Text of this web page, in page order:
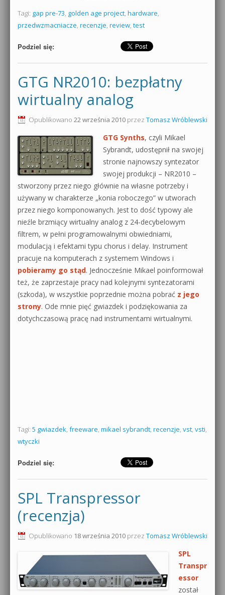
Tagi: gap pre-73, golden age project, hardware,
przedwzmacniacze, recenzje, review, test
Podziel się:
GTG NR2010: bezpłatny
wirtualny analog
Opublikowano 22 września 2010 przez Tomasz Wróblewski
GTG Synths, czyli Mikael
Sybrandt, udostępnił na swojej
stronie najnowszy syntezator
swojej produkcji – NR2010 –
stworzony przez niego głównie na własne potrzeby i
używany w charakterze „konia roboczego” w utworach
przez niego komponowanych. Jest to dość typowy ale
nieźle brzmiący wirtualny analog z 24-decybelowym
filtrem, w pełni programowalnymi obwiedniami,
modulacją i efektami typu chorus i delay. Instrument
pracuje na komputerach z systemem Windows i
pobieramy go stąd. Jednocześnie Mikael poinformował
też, że zaprzestaje pracy nad kolejnymi syntezatorami
(szkoda), w wszystkie poprzednie można pobrać z jego
strony. Ode mnie pięć gwiazdek i podziękowania za
dotychczasową pracę nad instrumentami wirtualnymi.
Tagi: 5 gwiazdek, freeware, mikael sybrandt, recenzje, vst, vsti,
wtyczki
Podziel się:
SPL Transpressor
(recenzja)
Opublikowano 18 września 2010 przez Tomasz Wróblewski
SPL
Transpr
essor
został